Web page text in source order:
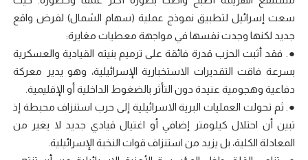
سعت إسرائيل لتطبيق نموذج عملية (سهام الشمال) لفرض واقع
جديد لكنها وجدت نفسها في مواجهة معطيات مغايرة:
●. فقد أثبت الحزب قدرة فائقة على ترميم بنيته القيادية والعسكرية
بسرعة فاقت التقديرات الاستخبارية الإسرائيلية، وهو يدير معركة
دفاعية وهجومية عنيدة دون التأثر بالضغوط الداخلية أو الإقليمية.
●. ثم تحولت العمليات البرية الاسرائيلية إلى حرب استنزاف محبطة إذ
تبين أن احتلال كيلومتر إضافي أو اغتيال قيادي جديد لا يغير من
المعادلة الكلية، بل يزيد من استنزاف قوات النخبة الإسرائيلية.